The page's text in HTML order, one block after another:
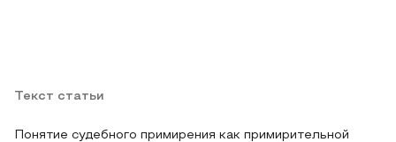
Текст статьи
Понятие судебного примирения как примирительной